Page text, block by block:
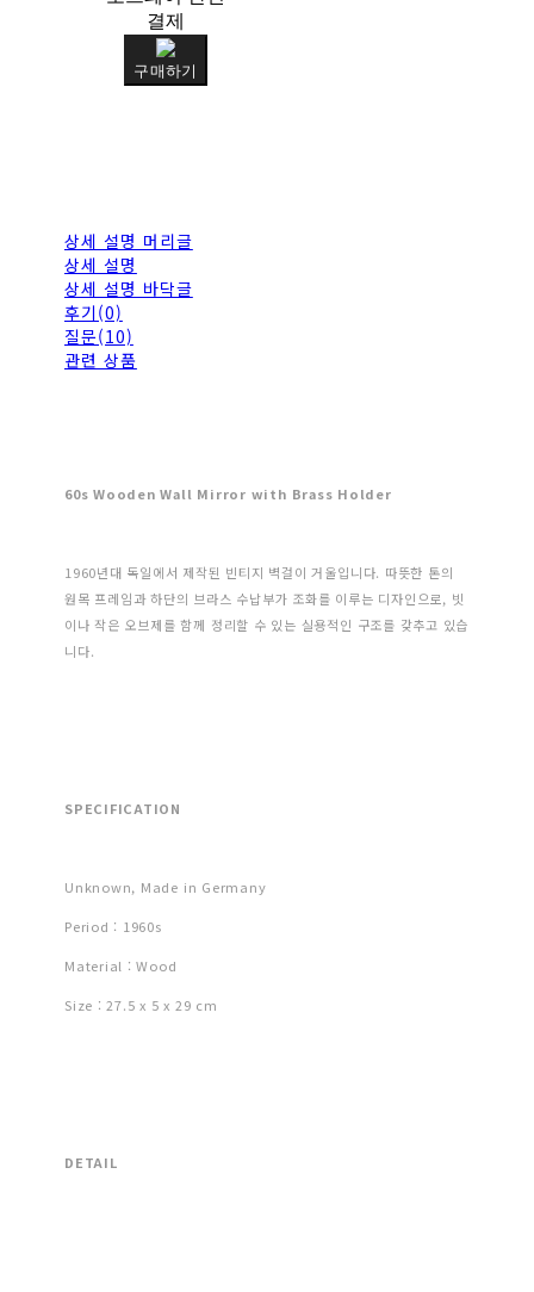
결제
구매하기
상세 설명 머리글
상세 설명
상세 설명 바닥글
후기(0)
질문(10)
관련 상품
60s Wooden Wall Mirror with Brass Holder
1960년대 독일에서 제작된 빈티지 벽걸이 거울입니다. 따뜻한 톤의
원목 프레임과 하단의 브라스 수납부가 조화를 이루는 디자인으로, 빗
이나 작은 오브제를 함께 정리할 수 있는 실용적인 구조를 갖추고 있습
니다.
SPECIFICATION
Unknown, Made in Germany
Period : 1960s
Material : Wood
Size : 27.5 x 5 x 29 cm
DETAIL